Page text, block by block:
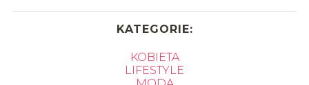
KATEGORIE:
KOBIETA
LIFESTYLE